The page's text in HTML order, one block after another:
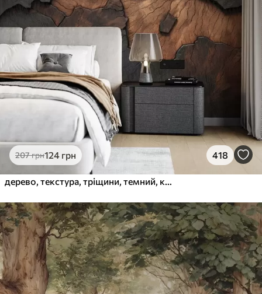
Преміум Вініл
1216730грн/м²
Peel and Stick
1458875грн/м²
207грн124 грн 418